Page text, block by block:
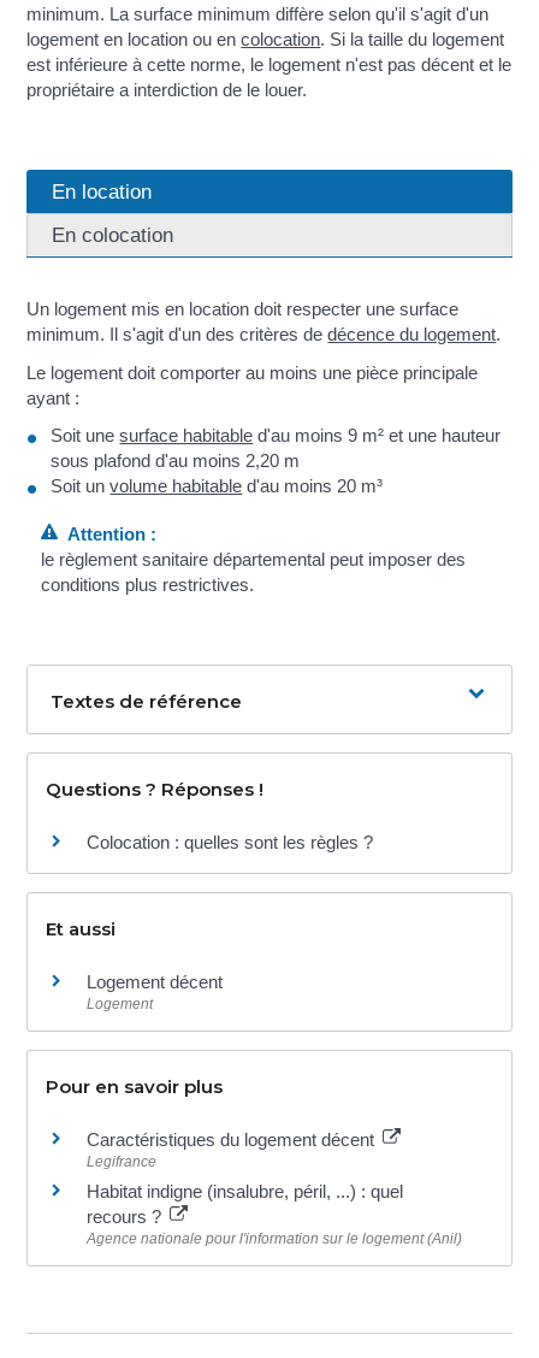
minimum. La surface minimum diffère selon qu'il s'agit d'un
logement en location ou encolocation. Si la taille du logement
est inférieure à cette norme, le logement n'est pas décent et le
propriétaire a interdiction de le louer.
En location
En colocation
Un logement mis en location doit respecter une surface
minimum. Il s'agit d'un des critères dedécence du logement.
Le logement doit comporter au moins une pièce principale
ayant :
Soit unesurface habitable d'au moins 9 m² et une hauteur
sous plafond d'au moins 2,20 m
Soit unvolume habitable d'au moins 20 m³
Attention :
le règlement sanitaire départemental peut imposer des
conditions plus restrictives.
Textes de référence
Questions ? Réponses !
Colocation : quelles sont les règles ?
Et aussi
Logement décent
Logement
Pour en savoir plus
Caractéristiques du logement décent
Legifrance
Habitat indigne (insalubre, péril, ...) : quel
recours ?
Agence nationale pour l'information sur le logement (Anil)